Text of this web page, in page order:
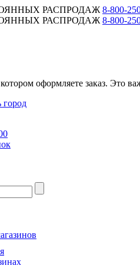
РАСПРОДАЖ 8-800-
РАСПРОДАЖ 8-800-
оформляете заказ. Это
город